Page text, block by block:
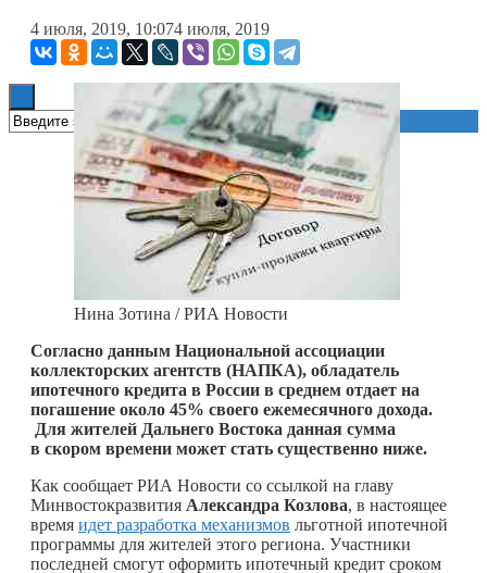
Книги
4 июля, 2019, 10:074 июля, 2019
Нина Зотина / РИА Новости
Согласно данным Национальной ассоциации
коллекторских агентств (НАПКА), обладатель
ипотечного кредита в России в среднем отдает на
погашение около 45% своего ежемесячного дохода.
Для жителей Дальнего Востока данная сумма
в скором времени может стать существенно ниже.
Как сообщает РИА Новости со ссылкой на главу
Минвостокразвития Александра Козлова, в настоящее
время идет разработка механизмов льготной ипотечной
программы для жителей этого региона. Участники
последней смогут оформить ипотечный кредит сроком